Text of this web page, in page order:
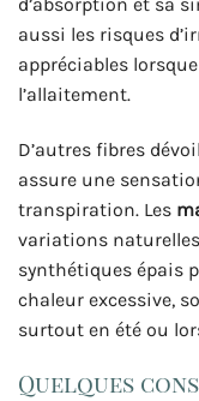
aussi les risques
appréciables
l’allaitement.
D’autres fibres
assure une
transpiration. Les
variations
synthétiques épais
chaleur excessive,
surtout en été ou
Quelques